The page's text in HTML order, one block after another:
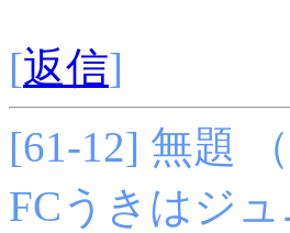
[返信]
[61-12] 無題
FCうきはジ